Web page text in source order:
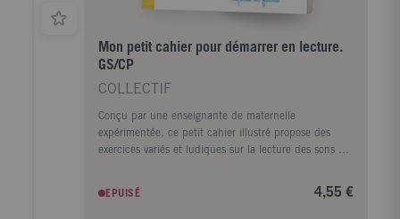
Mon petit cahier pour démarrer en lecture.
GS/CP
COLLECTIF
Conçu par une enseignante de maternelle
expérimentée, ce petit cahier illustré propose des
exercices variés et ludiques sur la lecture des sons et
apprentissage simple et progressif (sons simples,
syllabes simples (consonne + voyelle), puis sons de
EPUISÉ 4,55 €